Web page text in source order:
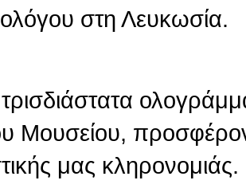
στη Λευκωσία.
Μουσείου,
μας κληρονομιάς.